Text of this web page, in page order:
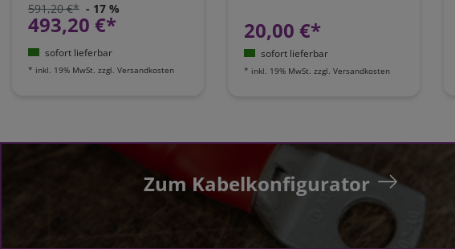
591,20 €* - 17 %
493,20 €*
sofort lieferbar
* inkl. 19% MwSt. zzgl. Versandkosten
20,00 €*
sofort lieferbar
* inkl. 19% MwSt. zzgl. Versandkosten
Zum Kabelkonfigurator